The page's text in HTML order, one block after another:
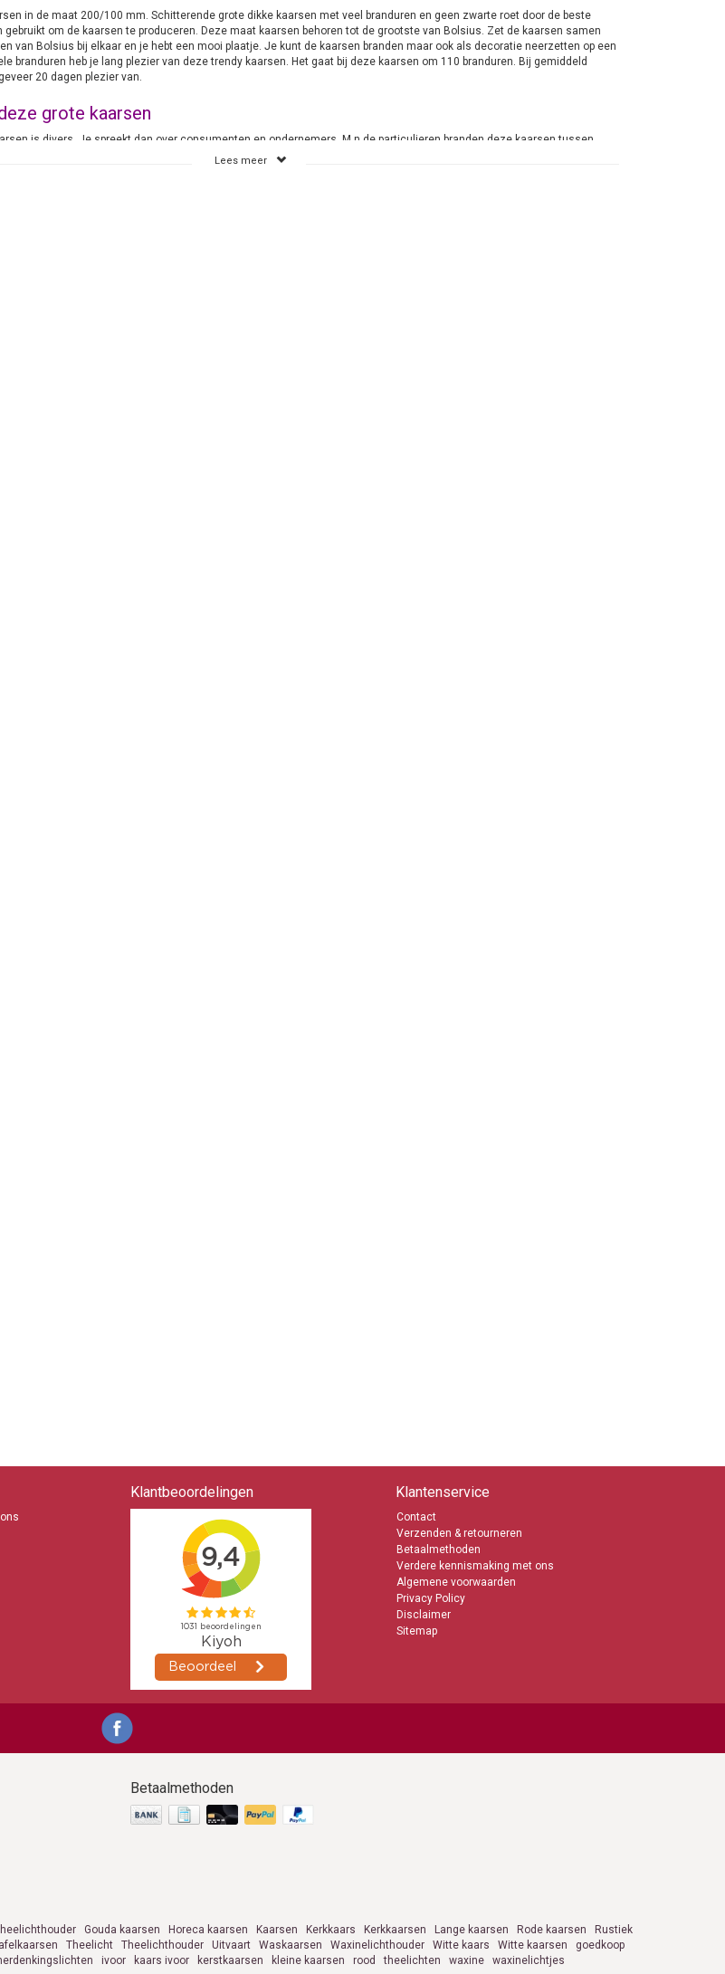
in de maat 200/100 mm. Schitterende grote dikke kaarsen met veel branduren en geen zwarte roet door de beste
gebruikt om de kaarsen te produceren. Deze maat kaarsen behoren tot de grootste van Bolsius. Zet de kaarsen samen
van Bolsius bij elkaar en je hebt een mooi plaatje. Je kunt de kaarsen branden maar ook als decoratie neerzetten op een
branduren heb je lang plezier van deze trendy kaarsen. Het gaat bij deze kaarsen om 110 branduren. Bij gemiddeld
20 dagen plezier van.
grote kaarsen
is divers. Je spreekt dan over consumenten en ondernemers. M.n.de particulieren branden deze kaarsen tussen
de dagen dat het wat vroeger donker is en je voor de gezelligheid dan de kaarsen zal aansteken. Bij ondernemers ligt dat
Lees meer
Klantbeoordelingen Klantenservice
Contact
Verzenden & retourneren
Betaalmethoden
Verdere kennismaking met ons
Algemene voorwaarden
Privacy Policy
Disclaimer
Sitemap
Betaalmethoden
Gouda kaarsen Horeca kaarsen Kaarsen Kerkkaars Kerkkaarsen Lange kaarsen Rode kaarsen
Rustiek
Theelicht Theelichthouder Uitvaart Waskaarsen Waxinelichthouder Witte kaars Witte kaarsen
goedkoop
ivoor kaars ivoor kerstkaarsen kleine kaarsen rood theelichten waxine waxinelichtjes